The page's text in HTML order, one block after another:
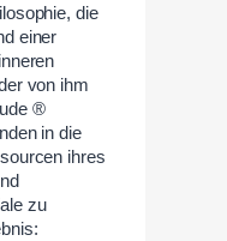
die
einer
von ihm
®
in die
ihres
zu